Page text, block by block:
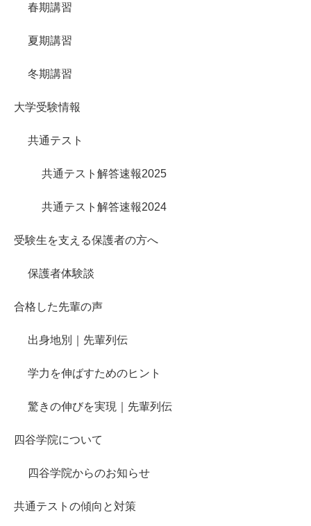
春期講習
夏期講習
冬期講習
大学受験情報
共通テスト
共通テスト解答速報2025
共通テスト解答速報2024
受験生を支える保護者の方へ
保護者体験談
合格した先輩の声
出身地別｜先輩列伝
学力を伸ばすためのヒント
驚きの伸びを実現｜先輩列伝
四谷学院について
四谷学院からのお知らせ
共通テストの傾向と対策